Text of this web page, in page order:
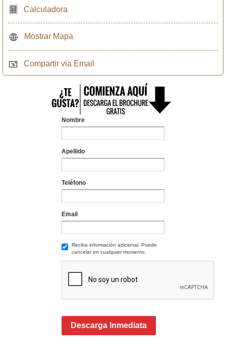
Calculadora
Mostrar Mapa
Compartir via Email
Nombre
Apellido
Teléfono
Email
Reciba información adicional. Puede
cancelar en cualquier momento.
Descarga Inmediata